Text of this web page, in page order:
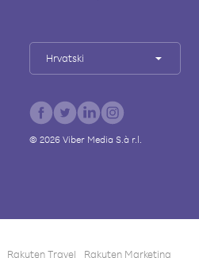
Hrvatski
© 2026Viber Media S.à r.l.
Rakuten Travel Rakuten Marketing